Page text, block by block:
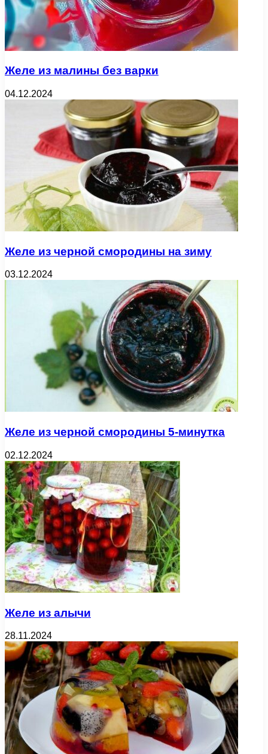
Желе из малины без варки
04.12.2024
Желе из черной смородины на зиму
03.12.2024
Желе из черной смородины 5-минутка
02.12.2024
Желе из алычи
28.11.2024